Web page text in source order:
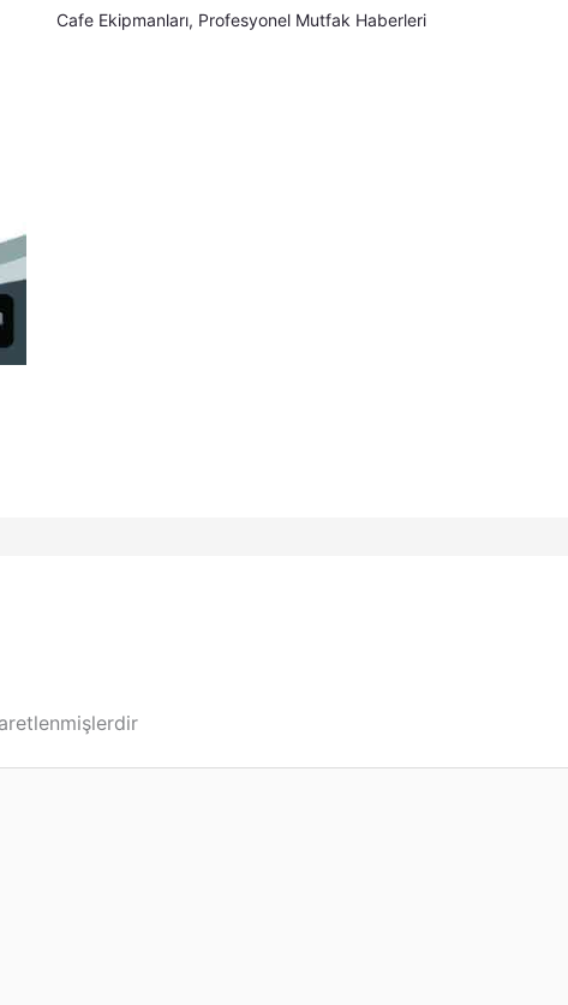
Cafe Ekipmanları, Profesyonel Mutfak Haberleri